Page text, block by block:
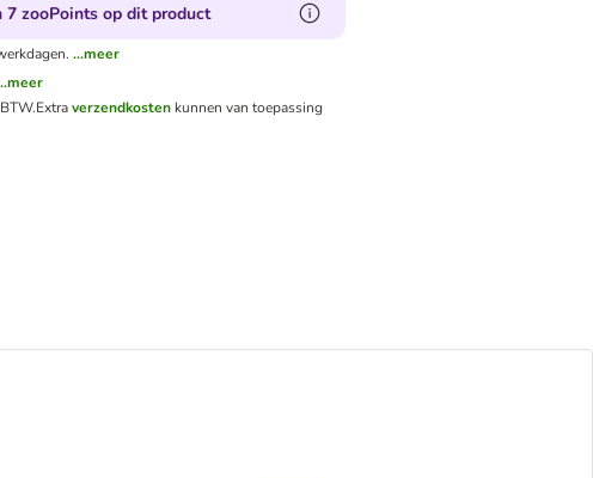
7 zooPoints op dit product
...meer
Extraverzendkosten kunnen van toepassing